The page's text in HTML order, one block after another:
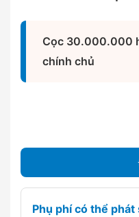
Cọc 30.000.000
chính chủ
Phụ phí có thể phát